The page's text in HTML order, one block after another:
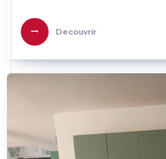
Decouvrir